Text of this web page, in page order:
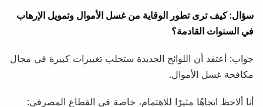
سؤال: كيف ترى تطور الوقاية من غسل الأموال وتمويل الإرهاب
في السنوات القادمة؟
جواب: أعتقد أن اللوائح الجديدة ستجلب تغييرات كبيرة في مجال
مكافحة غسل الأموال.
أنا ألاحظ اتجاهًا مثيرًا للاهتمام، خاصة في القطاع المصرفي: